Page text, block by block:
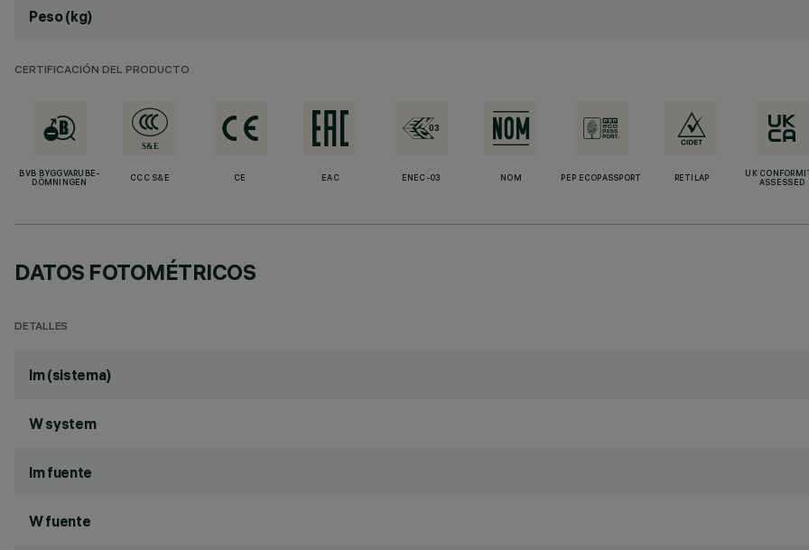
Peso (kg)
CERTIFICACIÓN DEL PRODUCTO
BVB BYGGVARUBE-
DÖMNINGEN
CCC S&E CE EAC ENEC-03 NOM PEP ECOPASSPORT RETILAP
UK
ASSESSED
DATOS FOTOMÉTRICOS
DETALLES
lm (sistema)
W system
lm fuente
W fuente